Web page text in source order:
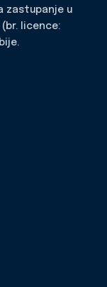
zastupanje u
licence: